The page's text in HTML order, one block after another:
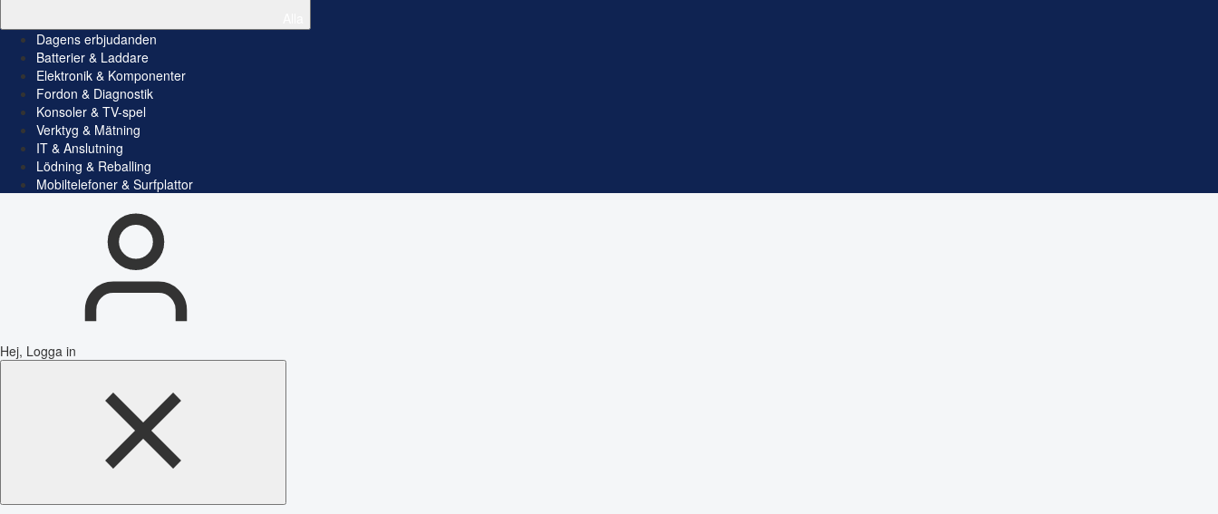
Dagens erbjudanden
Batterier & Laddare
Elektronik & Komponenter
Fordon & Diagnostik
Konsoler & TV-spel
Verktyg & Mätning
IT & Anslutning
Lödning & Reballing
Mobiltelefoner & Surfplattor
Hej, Logga in